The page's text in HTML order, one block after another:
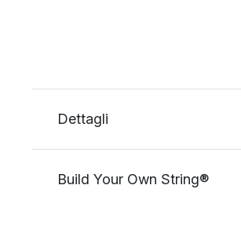
Dettagli
Build Your Own String®